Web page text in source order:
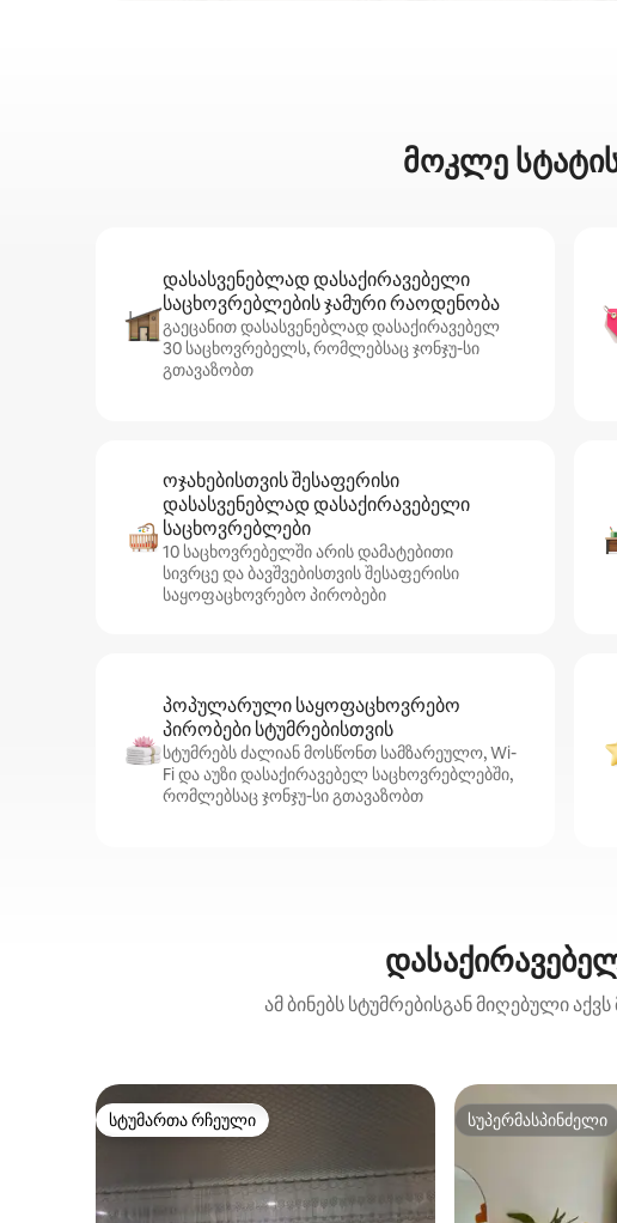
მოკლე
დასასვენებლად დასაქირავებელი
საცხოვრებლების ჯამური რაოდენობა
გაეცანით დასასვენებლად დასაქირავებელ
30 საცხოვრებელს, რომლებსაც ჯონჯუ-სი
გთავაზობთ
ოჯახებისთვის შესაფერისი
დასასვენებლად დასაქირავებელი
საცხოვრებლები
10 საცხოვრებელში არის დამატებითი
სივრცე და ბავშვებისთვის შესაფერისი
საყოფაცხოვრებო პირობები
პოპულარული საყოფაცხოვრებო
პირობები სტუმრებისთვის
სტუმრებს ძალიან მოსწონთ სამზარეულო, Wi-
Fi და აუზი დასაქირავებელ საცხოვრებლებში,
რომლებსაც ჯონჯუ-სი გთავაზობთ
ამ ბინებს სტუმრებისგან მიღებული
სტუმართა რჩეული
სტუმართა რჩეული სუპერმასპინძელი
სუპერმასპინძელი